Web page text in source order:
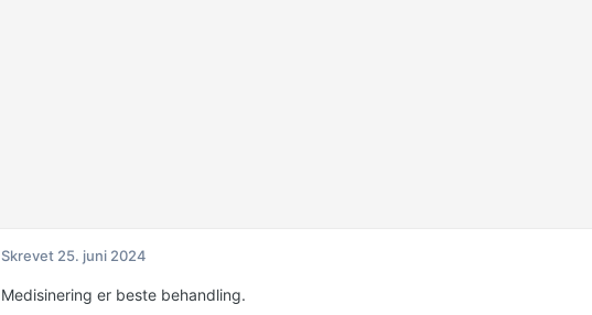
Skrevet 25. juni 2024
Medisinering er beste behandling.